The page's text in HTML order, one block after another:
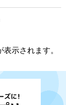
示されます。